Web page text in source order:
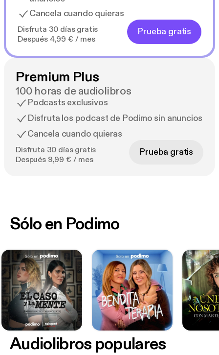
Cancela cuando quieras
Disfruta 30 días gratis
Después 4,99 € / mes
Prueba gratis
Premium Plus
100 horas de audiolibros
Podcasts exclusivos
Disfruta los podcast de Podimo sin anuncios
Cancela cuando quieras
Disfruta 30 días gratis
Después 9,99 € / mes
Prueba gratis
Sólo en Podimo
Audiolibros populares